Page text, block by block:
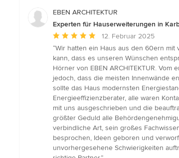
EBEN ARCHITEKTUR
Experten für Hauserweiterungen in
Durchschnittliche
Bewertung:
5
von
5
Sternen
12. Februar 2025
“Wir hatten ein Haus aus den 60ern
kann, dass es unseren Wünschen
Hörner von EBEN ARCHITEKTUR.
jedoch, dass die meisten Innenwände
sollte das Haus modernsten
Energieeffizienzberater, alle waren
mit uns ausgeschrieben und die
größter Geduld alle
verbindliche Art, sein großes
besprochen, Ideen geboren und
unvorhergesehene Schwierigkeiten